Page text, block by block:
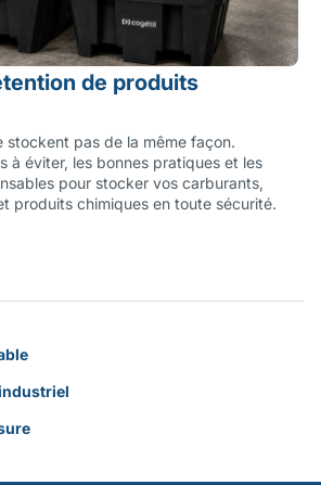
de produits
stockent pas de la même façon.
à éviter, les bonnes pratiques et les
pour stocker vos carburants,
produits chimiques en toute sécurité.